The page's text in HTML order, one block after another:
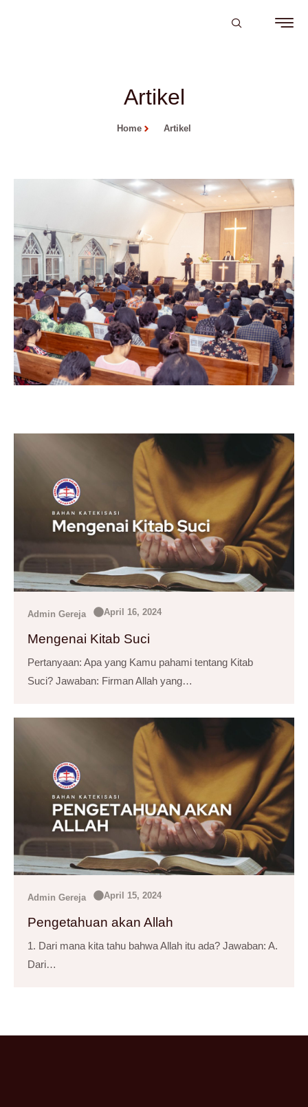
Artikel
Home Artikel
Admin Gereja April 16, 2024
Mengenai Kitab Suci
Pertanyaan: Apa yang Kamu pahami tentang Kitab
Suci? Jawaban: Firman Allah yang…
Admin Gereja April 15, 2024
Pengetahuan akan Allah
1. Dari mana kita tahu bahwa Allah itu ada? Jawaban: A.
Dari…